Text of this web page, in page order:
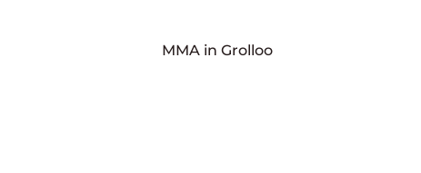
MMA in Grolloo